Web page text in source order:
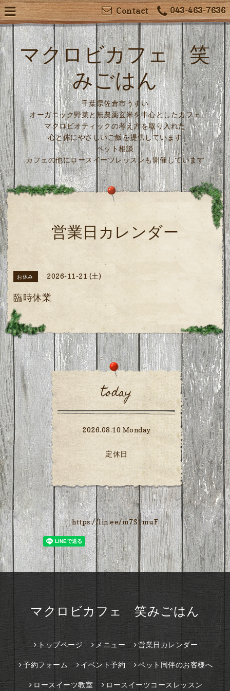
043-463-7636
Contact
マクロビカフェ 笑
みごはん
千葉県佐倉市うすい
オーガニック野菜と無農薬玄米を中心としたカフェ
マクロビオティックの考え方を取り入れた
心と体にやさしいご飯を提供しています
ペット相談
カフェの他にロースイーツレッスンも開催しています
営業日カレンダー
お休み 2026-11-21 (土)
臨時休業
today
2026.08.10 Monday
定休日
https://lin.ee/m7S1muF
マクロビカフェ 笑みごはん
トップページ メニュー 営業日カレンダー
予約フォーム イベント予約 ペット同伴のお客様へ
ロースイーツ教室 ロースイーツコースレッスン